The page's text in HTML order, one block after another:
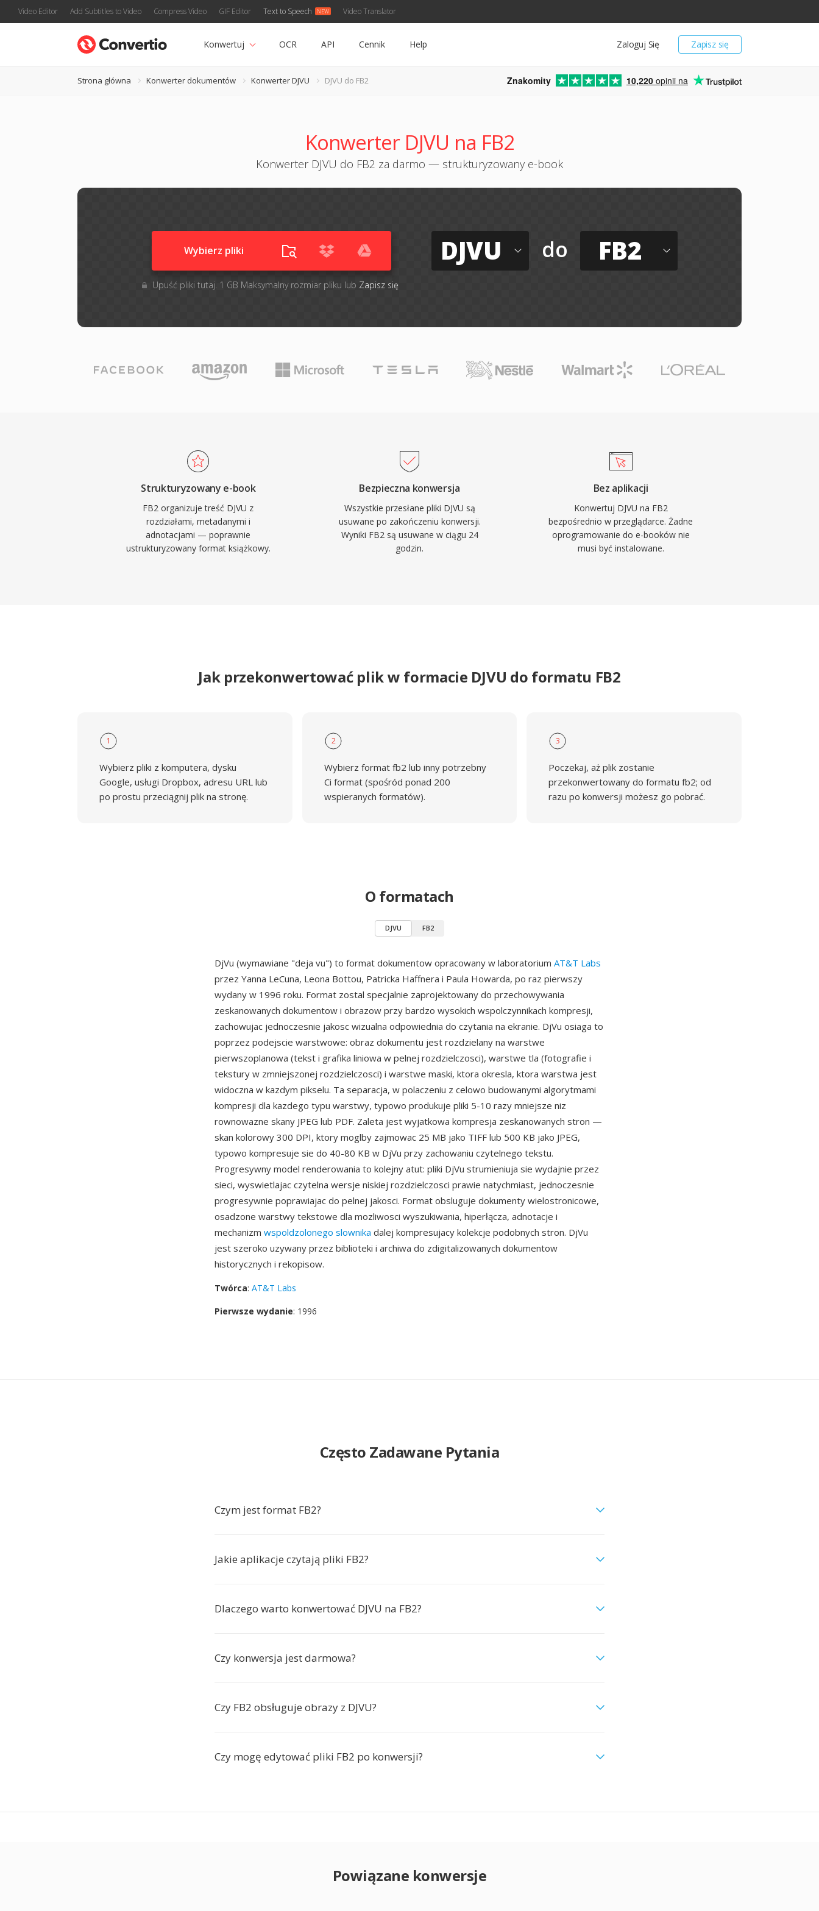
Video Editor Add Subtitles to Video Compress Video GIF Editor Text to Speech Video Translator
Zapisz się
Zaloguj Się
Konwertuj OCR API Cennik Help
Strona główna Konwerter dokumentów Konwerter DJVU DJVU do FB2 Znakomity 10,220 opinii na
Konwerter DJVU na FB2
Konwerter DJVU do FB2 za darmo — strukturyzowany e-book
Wybierz pliki
Upuść pliki tutaj. 1 GB Maksymalny rozmiar pliku lub Zapisz się
DJVU do FB2
Strukturyzowany e-book
FB2 organizuje treść DJVU z
rozdziałami, metadanymi i
adnotacjami — poprawnie
ustrukturyzowany format książkowy.
Bezpieczna konwersja
Wszystkie przesłane pliki DJVU są
usuwane po zakończeniu konwersji.
Wyniki FB2 są usuwane w ciągu 24
godzin.
Bez aplikacji
Konwertuj DJVU na FB2
bezpośrednio w przeglądarce. Żadne
oprogramowanie do e-booków nie
musi być instalowane.
Jak przekonwertować plik w formacie DJVU do formatu FB2
1
Wybierz pliki z komputera, dysku
Google, usługi Dropbox, adresu URL lub
po prostu przeciągnij plik na stronę.
2
Wybierz format fb2 lub inny potrzebny
Ci format (spośród ponad 200
wspieranych formatów).
3
Poczekaj, aż plik zostanie
przekonwertowany do formatu fb2; od
razu po konwersji możesz go pobrać.
O formatach
DJVU FB2
DjVu (wymawiane "deja vu") to format dokumentow opracowany w laboratorium AT&T Labs
przez Yanna LeCuna, Leona Bottou, Patricka Haffnera i Paula Howarda, po raz pierwszy
wydany w 1996 roku. Format zostal specjalnie zaprojektowany do przechowywania
zeskanowanych dokumentow i obrazow przy bardzo wysokich wspolczynnikach kompresji,
zachowujac jednoczesnie jakosc wizualna odpowiednia do czytania na ekranie. DjVu osiaga to
poprzez podejscie warstwowe: obraz dokumentu jest rozdzielany na warstwe
pierwszoplanowa (tekst i grafika liniowa w pelnej rozdzielczosci), warstwe tla (fotografie i
tekstury w zmniejszonej rozdzielczosci) i warstwe maski, ktora okresla, ktora warstwa jest
widoczna w kazdym pikselu. Ta separacja, w polaczeniu z celowo budowanymi algorytmami
kompresji dla kazdego typu warstwy, typowo produkuje pliki 5-10 razy mniejsze niz
rownowazne skany JPEG lub PDF. Zaleta jest wyjatkowa kompresja zeskanowanych stron —
skan kolorowy 300 DPI, ktory moglby zajmowac 25 MB jako TIFF lub 500 KB jako JPEG,
typowo kompresuje sie do 40-80 KB w DjVu przy zachowaniu czytelnego tekstu.
Progresywny model renderowania to kolejny atut: pliki DjVu strumieniuja sie wydajnie przez
sieci, wyswietlajac czytelna wersje niskiej rozdzielczosci prawie natychmiast, jednoczesnie
progresywnie poprawiajac do pelnej jakosci. Format obsluguje dokumenty wielostronicowe,
osadzone warstwy tekstowe dla mozliwosci wyszukiwania, hiperłącza, adnotacje i
mechanizm wspoldzolonego slownika dalej kompresujacy kolekcje podobnych stron. DjVu
jest szeroko uzywany przez biblioteki i archiwa do zdigitalizowanych dokumentow
historycznych i rekopisow.
Twórca: AT&T Labs
Pierwsze wydanie: 1996
Często Zadawane Pytania
Czym jest format FB2?
Jakie aplikacje czytają pliki FB2?
Dlaczego warto konwertować DJVU na FB2?
Czy konwersja jest darmowa?
Czy FB2 obsługuje obrazy z DJVU?
Czy mogę edytować pliki FB2 po konwersji?
Powiązane konwersje